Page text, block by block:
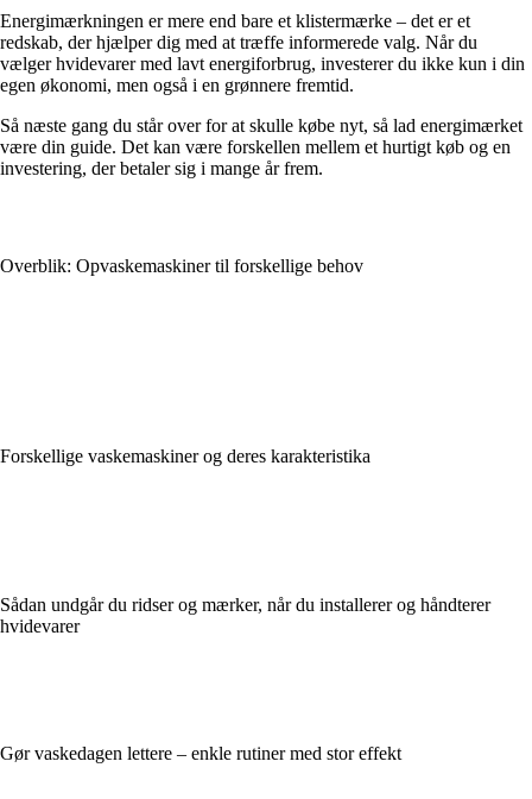
Energimærkningen er mere end bare et klistermærke – det er et
redskab, der hjælper dig med at træffe informerede valg. Når du
vælger hvidevarer med lavt energiforbrug, investerer du ikke kun i din
egen økonomi, men også i en grønnere fremtid.
Så næste gang du står over for at skulle købe nyt, så lad energimærket
være din guide. Det kan være forskellen mellem et hurtigt køb og en
investering, der betaler sig i mange år frem.
Overblik: Opvaskemaskiner til forskellige behov
Forskellige vaskemaskiner og deres karakteristika
Sådan undgår du ridser og mærker, når du installerer og håndterer
hvidevarer
Gør vaskedagen lettere – enkle rutiner med stor effekt